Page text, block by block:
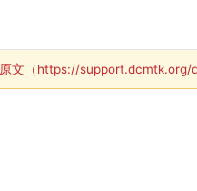
原文（https://support.dcmtk.org/